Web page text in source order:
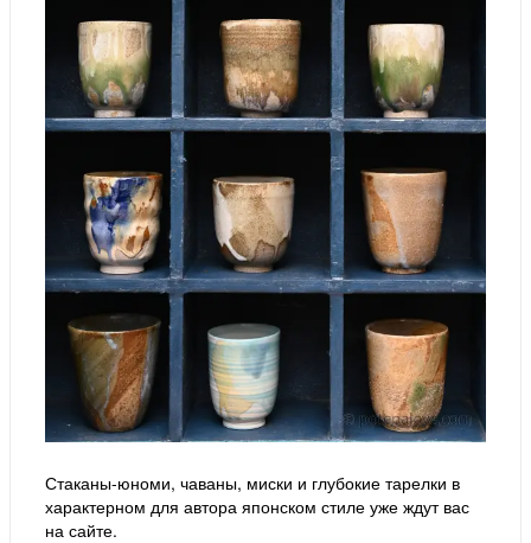
Стаканы-юноми, чаваны, миски и глубокие тарелки в
характерном для автора японском стиле уже ждут вас
на сайте.